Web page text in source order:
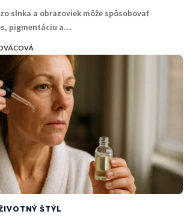
slnka a obrazoviek môže spôsobovať
pigmentáciu a…
ŠTÝL